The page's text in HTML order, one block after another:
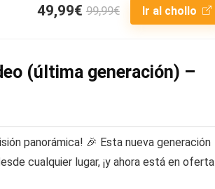
49,99€ 99,99€ Ir al chollo
(última generación) –
panorámica! 🎉 Esta nueva generación
cualquier lugar, ¡y ahora está en oferta